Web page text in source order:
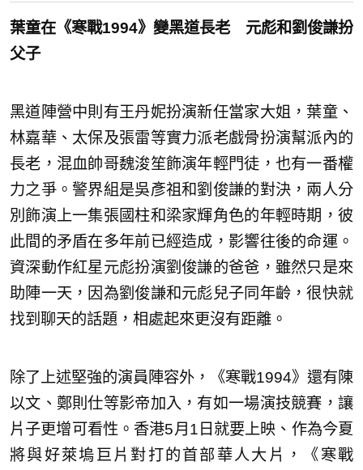
葉童在《寒戰1994》變黑道長老 元彪和劉俊謙扮
父子
黑道陣營中則有王丹妮扮演新任當家大姐，葉童、
林嘉華、太保及張雷等實力派老戲骨扮演幫派內的
長老，混血帥哥魏浚笙飾演年輕門徒，也有一番權
力之爭。警界組是吳彥祖和劉俊謙的對決，兩人分
別飾演上一集張國柱和梁家輝角色的年輕時期，彼
此間的矛盾在多年前已經造成，影響往後的命運。
資深動作紅星元彪扮演劉俊謙的爸爸，雖然只是來
助陣一天，因為劉俊謙和元彪兒子同年齡，很快就
找到聊天的話題，相處起來更沒有距離。
除了上述堅強的演員陣容外，《寒戰1994》還有陳
以文、鄭則仕等影帝加入，有如一場演技競賽，讓
片子更增可看性。香港5月1日就要上映、作為今夏
將與好萊塢巨片對打的首部華人大片，《寒戰